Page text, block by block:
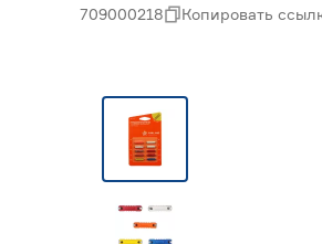
709000218 Копировать